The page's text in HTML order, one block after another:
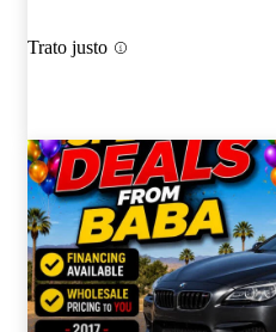
Trato justo